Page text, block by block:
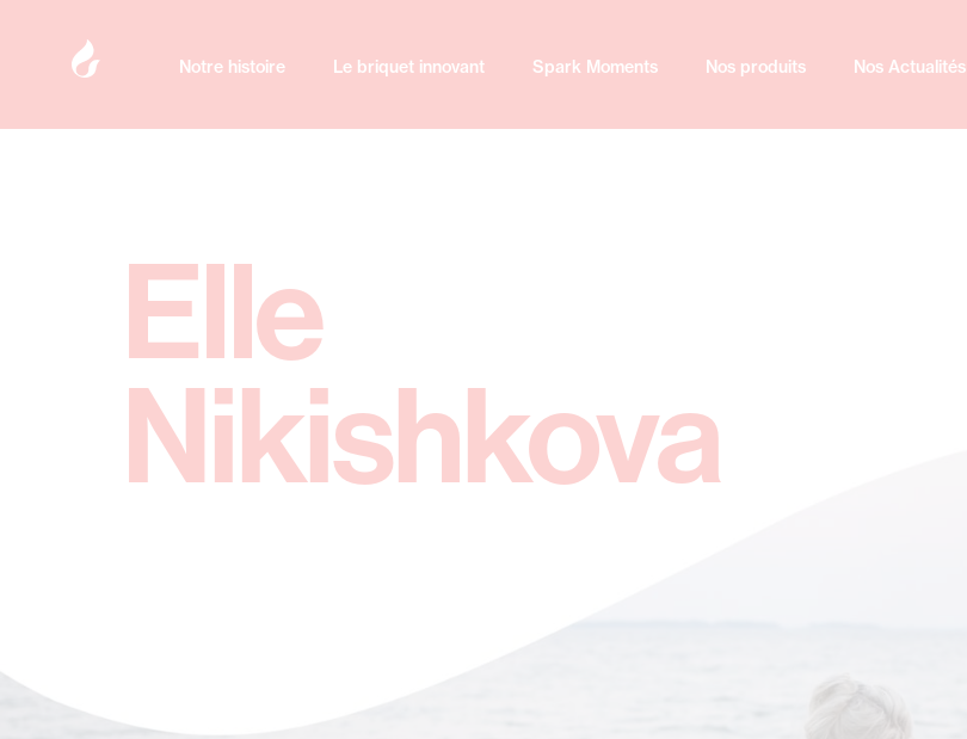
Notre histoire Le briquet innovant Spark Moments Nos produits Nos Actualités
Elle
Nikishkova